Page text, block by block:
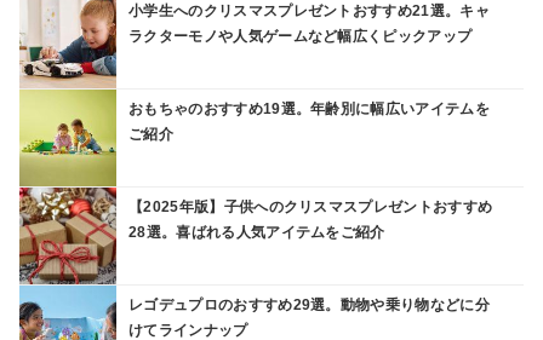
小学生へのクリスマスプレゼントおすすめ21選。キャ
ラクターモノや人気ゲームなど幅広くピックアップ
おもちゃのおすすめ19選。年齢別に幅広いアイテムを
ご紹介
【2025年版】子供へのクリスマスプレゼントおすすめ
28選。喜ばれる人気アイテムをご紹介
レゴデュプロのおすすめ29選。動物や乗り物などに分
けてラインナップ